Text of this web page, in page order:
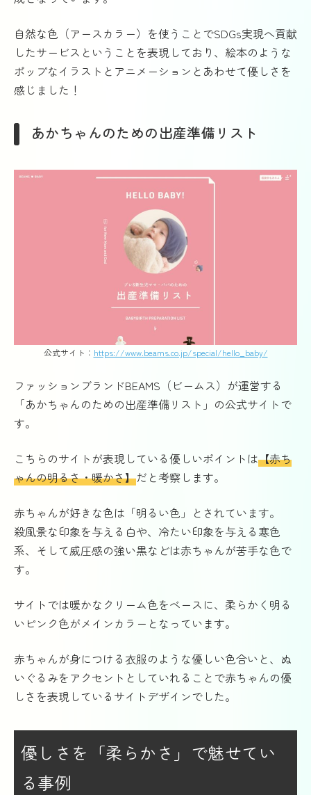
自然な色（アースカラー）を使うことでSDGs実現へ貢献
したサービスということを表現しており、絵本のような
ポップなイラストとアニメーションとあわせて優しさを
感じました！
あかちゃんのための出産準備リスト
公式サイト： https://www.beams.co.jp/special/hello_baby/
ファッションブランドBEAMS（ビームス）が運営する
「あかちゃんのための出産準備リスト」の公式サイトで
す。
こちらのサイトが表現している優しいポイントは【赤ち
ゃんの明るさ・暖かさ】だと考察します。
赤ちゃんが好きな色は「明るい色」とされています。
殺風景な印象を与える白や、冷たい印象を与える寒色
系、そして威圧感の強い黒などは赤ちゃんが苦手な色で
す。
サイトでは暖かなクリーム色をベースに、柔らかく明る
いピンク色がメインカラーとなっています。
赤ちゃんが身につける衣服のような優しい色合いと、ぬ
いぐるみをアクセントとしていれることで赤ちゃんの優
しさを表現しているサイトデザインでした。
優しさを「柔らかさ」で魅せてい
る事例